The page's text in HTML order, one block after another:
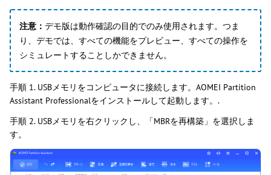
注意： デモ版は動作確認の目的でのみ使用されます。つま
り、デモでは、すべての機能をプレビュー、すべての操作を
シミュレートすることしかできません。
手順 1. USBメモリをコンピュータに接続します。AOMEI Partition
Assistant Professionalをインストールして起動します。.
手順 2. USBメモリを右クリックし、「MBRを再構築」を選択しま
す。